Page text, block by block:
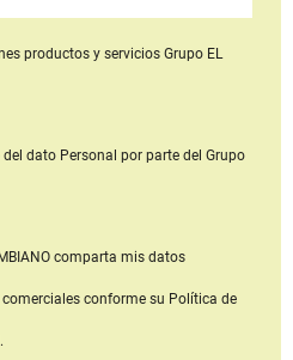
productos y serviciosGrupo EL
dato Personal por parte del Grupo
comparta mis datos
conforme su Política de